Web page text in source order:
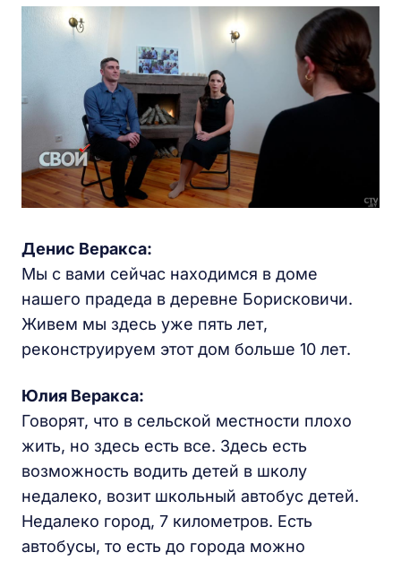
Денис Веракса:
Мы с вами сейчас находимся в доме
нашего прадеда в деревне Борисковичи.
Живем мы здесь уже пять лет,
реконструируем этот дом больше 10 лет.
Юлия Веракса:
Говорят, что в сельской местности плохо
жить, но здесь есть все. Здесь есть
возможность водить детей в школу
недалеко, возит школьный автобус детей.
Недалеко город, 7 километров. Есть
автобусы, то есть до города можно